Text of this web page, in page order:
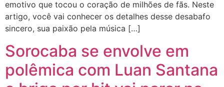
emotivo que tocou o coração de milhões de fãs. Neste
artigo, você vai conhecer os detalhes desse desabafo
sincero, sua paixão pela música […]
Sorocaba se envolve em
polêmica com Luan Santana